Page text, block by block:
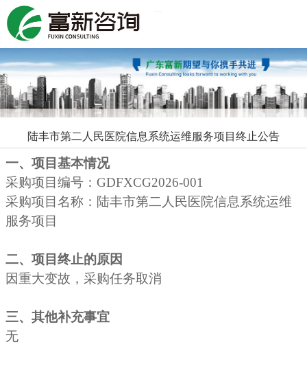
陆丰市第二人民医院信息系统运维服务项目终止公告
一、项目基本情况
采购项目编号：GDFXCG2026-001
采购项目名称：陆丰市第二人民医院信息系统运维
服务项目
二、项目终止的原因
因重大变故，采购任务取消
三、其他补充事宜
无